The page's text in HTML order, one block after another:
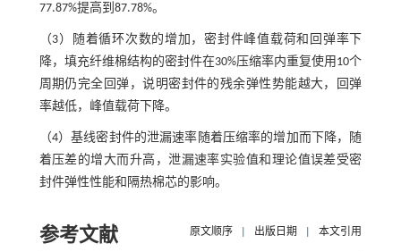
77.87%提高到87.78%。
（3）随着循环次数的增加，密封件峰值载荷和回弹率下
降，填充纤维棉结构的密封件在30%压缩率内重复使用10个
周期仍完全回弹，说明密封件的残余弹性势能越大，回弹
率越低，峰值载荷下降。
（4）基线密封件的泄漏速率随着压缩率的增加而下降，随
着压差的增大而升高，泄漏速率实验值和理论值误差受密
封件弹性性能和隔热棉芯的影响。
参考文献 原文顺序 出版日期 本文引用